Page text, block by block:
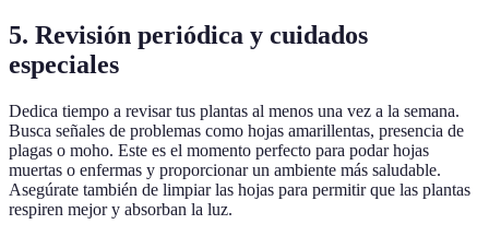
5. Revisión periódica y cuidados
especiales
Dedica tiempo a revisar tus plantas al menos una vez a la semana.
Busca señales de problemas como hojas amarillentas, presencia de
plagas o moho. Este es el momento perfecto para podar hojas
muertas o enfermas y proporcionar un ambiente más saludable.
Asegúrate también de limpiar las hojas para permitir que las plantas
respiren mejor y absorban la luz.